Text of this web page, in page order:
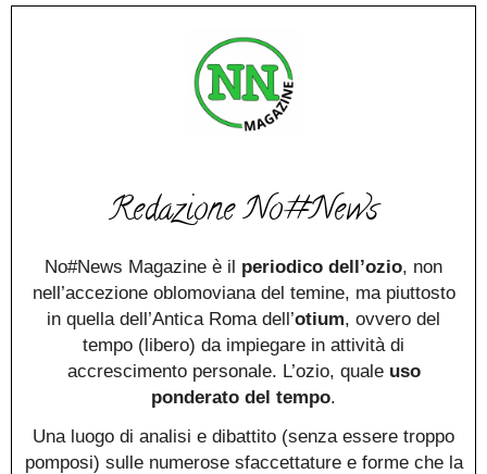
Redazione No#News
No#News Magazine è il periodico dell’ozio, non
nell’accezione oblomoviana del temine, ma piuttosto
in quella dell’Antica Roma dell’otium, ovvero del
tempo (libero) da impiegare in attività di
accrescimento personale. L’ozio, quale uso
ponderato del tempo.
Una luogo di analisi e dibattito (senza essere troppo
pomposi) sulle numerose sfaccettature e forme che la